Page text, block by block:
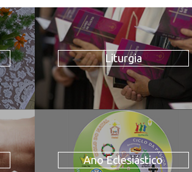
Liturgia
Ano Eclesiástico